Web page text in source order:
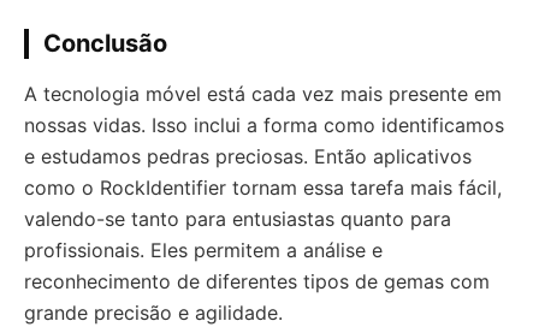
Conclusão
A tecnologia móvel está cada vez mais presente em
nossas vidas. Isso inclui a forma como identificamos
e estudamos pedras preciosas. Então aplicativos
como o RockIdentifier tornam essa tarefa mais fácil,
valendo-se tanto para entusiastas quanto para
profissionais. Eles permitem a análise e
reconhecimento de diferentes tipos de gemas com
grande precisão e agilidade.